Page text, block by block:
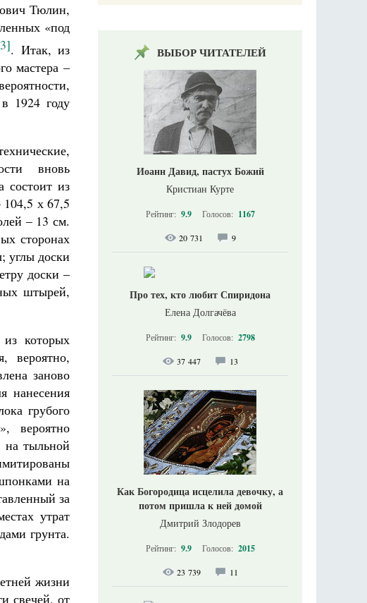
Тюлин,
«под
. Итак, из
мастера –
1924 году
вновь
состоит из
х 67,5
– 13 см.
сторонах
углы доски
доски –
штырей,
которых
вероятно,
заново
нанесения
грубого
вероятно
тыльной
на
за
утрат
грунта.
жизни
свечей, от
ВЫБОР ЧИТАТЕЛЕЙ
Иоанн Давид, пастух Божий
Кристиан Курте
Рейтинг: 9.9 Голосов: 1167
20 731 9
Про тех, кто любит Спиридона
Елена Долгачёва
Рейтинг: 9.9 Голосов: 2798
37 447 13
Как Богородица исцелила девочку, а
потом пришла к ней домой
Дмитрий Злодорев
Рейтинг: 9.9 Голосов: 2015
23 739 11